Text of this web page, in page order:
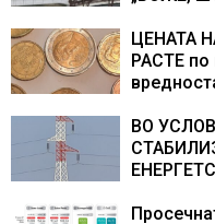
текот на
ЦЕНАТА
РАСТЕ по
ВО